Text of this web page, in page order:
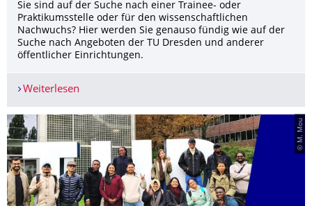
Sie sind auf der Suche nach einer Trainee- oder
Praktikumsstelle oder für den wissenschaftlichen
Nachwuchs? Hier werden Sie genauso fündig wie auf der
Suche nach Angeboten der TU Dresden und anderer
öffentlicher Einrichtungen.
Weiterlesen
© M. Mou